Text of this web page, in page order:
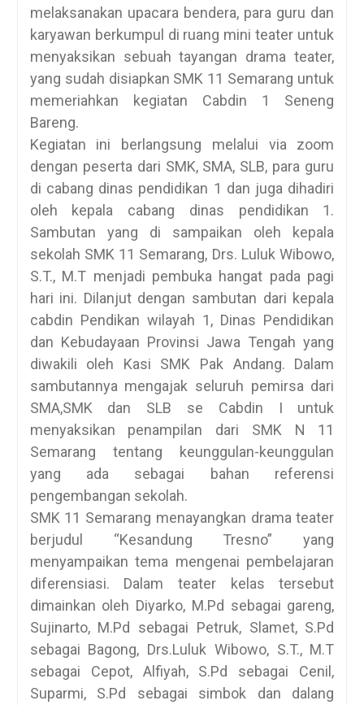
melaksanakan upacara bendera, para guru dan
karyawan berkumpul di ruang mini teater untuk
menyaksikan sebuah tayangan drama teater,
yang sudah disiapkan SMK 11 Semarang untuk
memeriahkan kegiatan Cabdin 1 Seneng
Bareng.
Kegiatan ini berlangsung melalui via zoom
dengan peserta dari SMK, SMA, SLB, para guru
di cabang dinas pendidikan 1 dan juga dihadiri
oleh kepala cabang dinas pendidikan 1.
Sambutan yang di sampaikan oleh kepala
sekolah SMK 11 Semarang, Drs. Luluk Wibowo,
S.T., M.T menjadi pembuka hangat pada pagi
hari ini. Dilanjut dengan sambutan dari kepala
cabdin Pendikan wilayah 1, Dinas Pendidikan
dan Kebudayaan Provinsi Jawa Tengah yang
diwakili oleh Kasi SMK Pak Andang. Dalam
sambutannya mengajak seluruh pemirsa dari
SMA,SMK dan SLB se Cabdin I untuk
menyaksikan penampilan dari SMK N 11
Semarang tentang keunggulan-keunggulan
yang ada sebagai bahan referensi
pengembangan sekolah.
SMK 11 Semarang menayangkan drama teater
berjudul “Kesandung Tresno” yang
menyampaikan tema mengenai pembelajaran
diferensiasi. Dalam teater kelas tersebut
dimainkan oleh Diyarko, M.Pd sebagai gareng,
Sujinarto, M.Pd sebagai Petruk, Slamet, S.Pd
sebagai Bagong, Drs.Luluk Wibowo, S.T., M.T
sebagai Cepot, Alfiyah, S.Pd sebagai Cenil,
Suparmi, S.Pd sebagai simbok dan dalang